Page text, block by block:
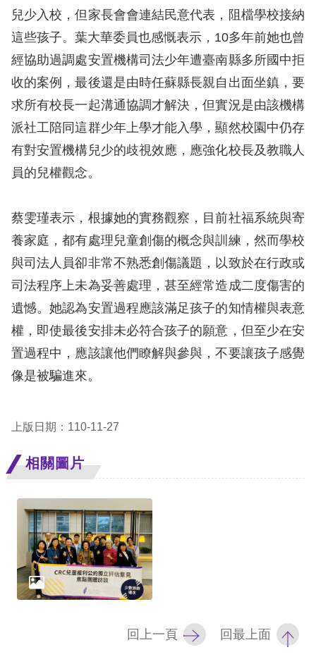
兒少入校，但家長會會連結民意代表，阻檔學校接納
這些孩子。葉大華委員也感慨表示，10多年前她也曾
經協助過調處安置機構司法少年遭臺南縣多所國中拒
收的案例，最後還是由時任蘇縣長親自出面坐鎮，要
求所有校長一起溝通協調才解決，但實況是由該機構
派社工陪同這群少年上學才能入學，顯然校園中仍存
有對安置機構兒少的歧視效應，應強化校長及教職人
員的兒權觀念。
蔡雯瑾表示，根據她的實務觀察，目前社福系統與寄
養家庭，都有處理兒童創傷的概念與訓練，然而學校
與司法人員卻非常不熟悉創傷議題，以致於在行政或
司法程序上未為妥善處理，甚至經常造成二度傷害的
遺憾。她認為安置過程應該滿足孩子的知情權與表意
權，即使最後安排未必符合孩子的願意，但至少在安
置過程中，應該讓他們瞭解與參與，不要讓孩子感覺
像是被騙進來。
上版日期：110-11-27
相關圖片
回上一頁 回最上面